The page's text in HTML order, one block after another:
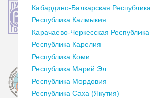
Кабардино-Балкарская Республика
Республика Калмыкия
Карачаево-Черкесская Республика
Республика Карелия
Республика Коми
Республика Марий Эл
Республика Мордовия
Республика Саха (Якутия)